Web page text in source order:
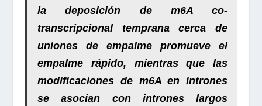
la deposición de m6A co-
transcripcional temprana cerca de
uniones de empalme promueve el
empalme rápido, mientras que las
modificaciones de m6A en intrones
se asocian con intrones largos